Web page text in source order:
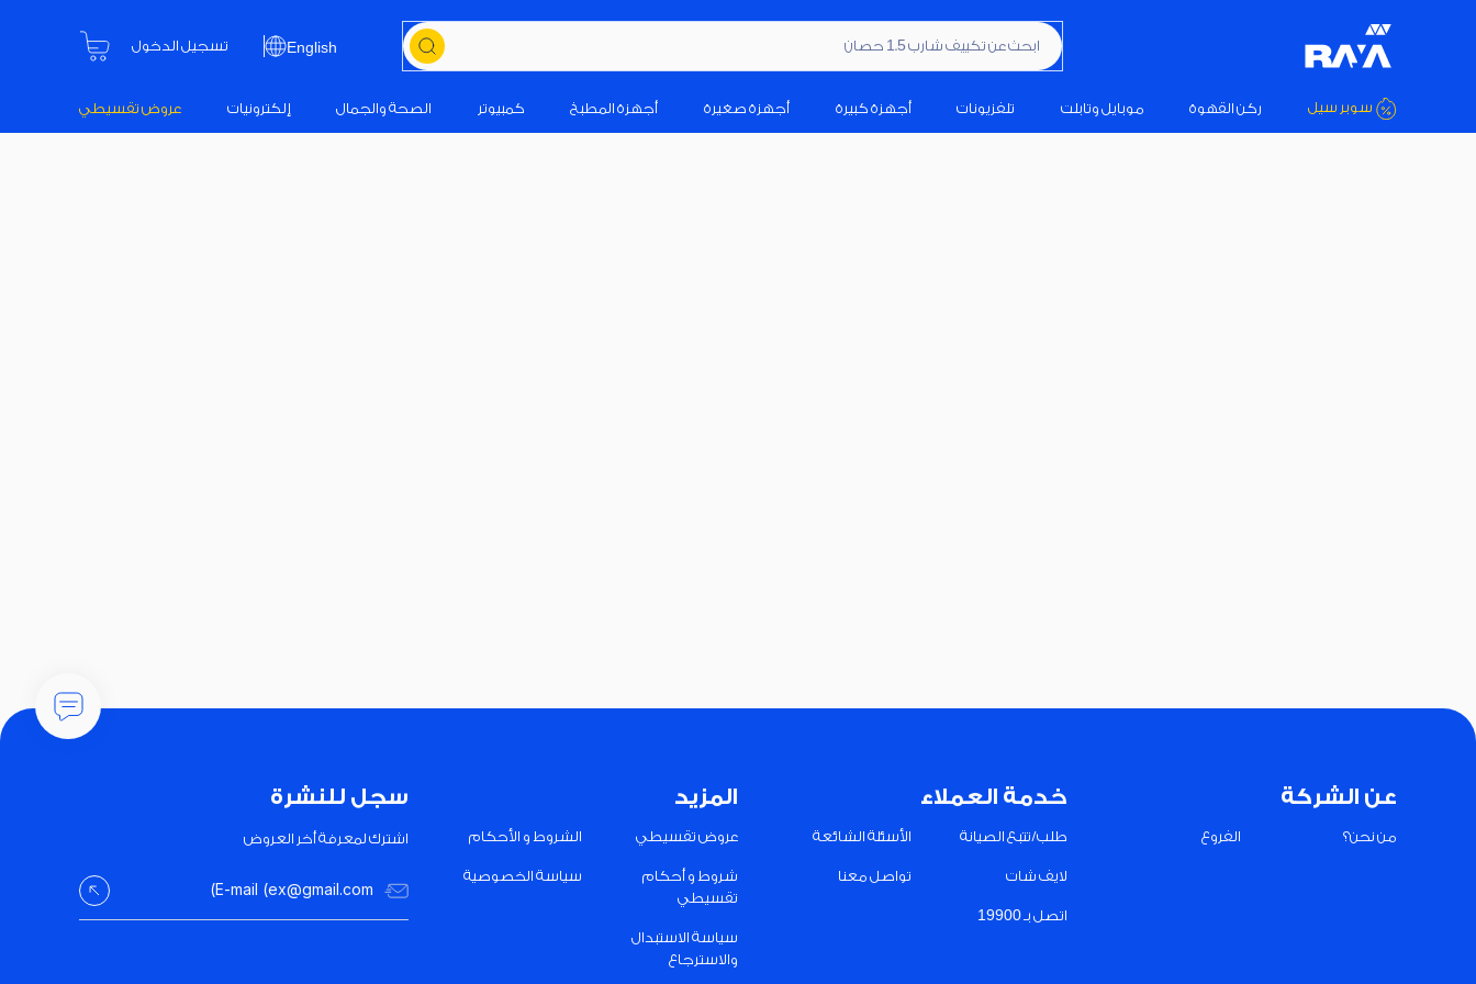
ابحث عن تكييف شارب 1.5 حصان English تسجيل الدخول
سوبر سيل ركن القهوة موبايل وتابلت تلفزيونات أجهزة كبيرة أجهزة صغيرة أجهزة المطبخ كمبيوتر الصحة والجمال إلكترونيات عروض تقسيطي
عن الشركة
من نحن؟ الفروع
خدمة العملاء
طلب/تتبع الصيانة الأسئلة الشائعة
لايف شات تواصل معنا
اتصل بـ 19900
المزيد
عروض تقسيطي الشروط و الأحكام
شروط و أحكام
تقسيطي
سياسة الخصوصية
سياسة الاستبدال
والاسترجاع
سجل للنشرة
اشترك لمعرفة أخر العروض